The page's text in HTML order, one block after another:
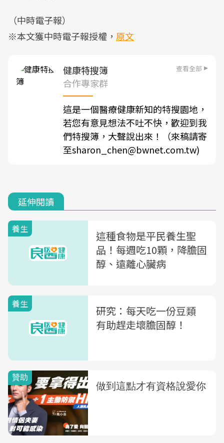
（中時電子報）
※本文獲中時電子報授權， 原文
健康特搜簿 查看全部
合作專家群
這是一個醫療健康新知的特搜園地，
若您有意見想法不吐不快，歡迎到我
們特搜簿，大聲說出來！（來稿請寄
至sharon_chen@bwnet.com.tw)
延伸閱讀
養生
這種食物是平民養生聖
品！每週吃10顆，降膽固
醇、遠離心臟病
養生
研究：每天吃一份豆類
有助趕走壞膽固醇！